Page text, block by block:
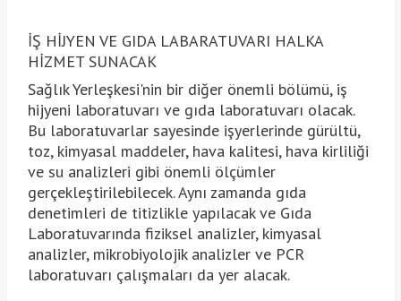
İŞ HİJYEN VE GIDA LABARATUVARI HALKA
HİZMET SUNACAK
Sağlık Yerleşkesi'nin bir diğer önemli bölümü, iş
hijyeni laboratuvarı ve gıda laboratuvarı olacak.
Bu laboratuvarlar sayesinde işyerlerinde gürültü,
toz, kimyasal maddeler, hava kalitesi, hava kirliliği
ve su analizleri gibi önemli ölçümler
gerçekleştirilebilecek. Aynı zamanda gıda
denetimleri de titizlikle yapılacak ve Gıda
Laboratuvarında fiziksel analizler, kimyasal
analizler, mikrobiyolojik analizler ve PCR
laboratuvarı çalışmaları da yer alacak.